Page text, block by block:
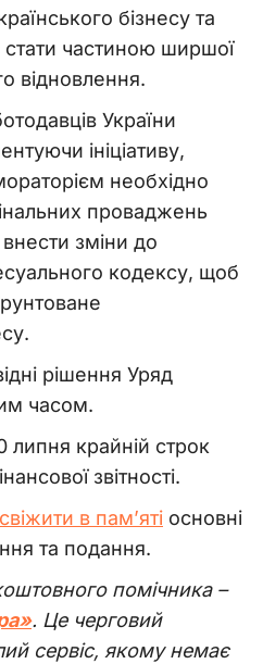
бізнесу та
частиною ширшої
відновлення.
України
ініціативу,
необхідно
проваджень
зміни до
кодексу, щоб
рішення Уряд
часом.
липня крайній строк
звітності.
в пам’яті основні
та подання.
помічника –
. Це черговий
сервіс, якому немає